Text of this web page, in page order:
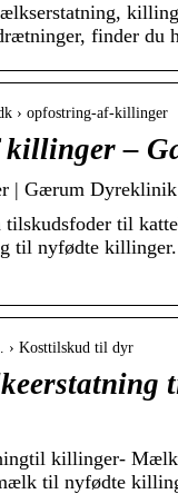
finder du
› opfostring-af-killinger
killinger –
| Gærum Dyreklinik
til
til nyfødte
› Kosttilskud til dyr
killinger-
til nyfødte